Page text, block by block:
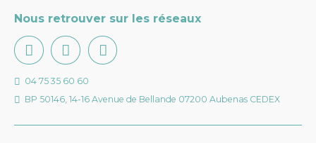
Nous retrouver sur les réseaux
04 75 35 60 60
BP 50146, 14-16 Avenue de Bellande 07200 Aubenas CEDEX